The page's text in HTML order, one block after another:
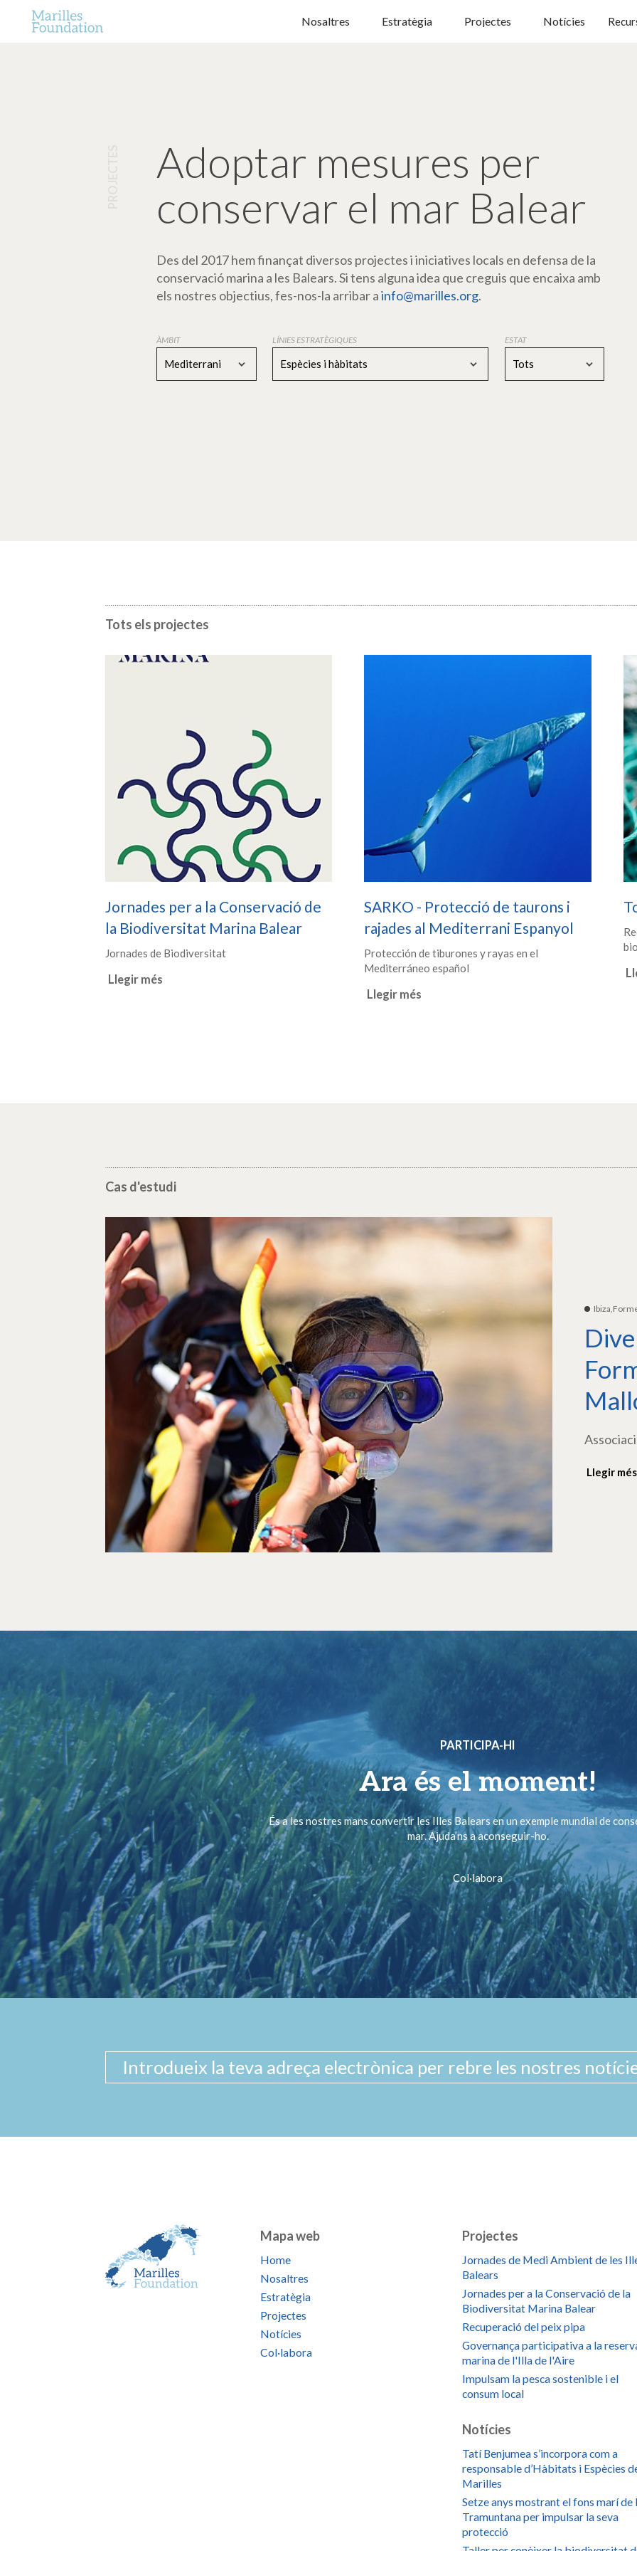
Nosaltres Estratègia Projectes Notícies
Adoptar mesures per
conservar el mar Balear
Des del 2017 hem finançat diversos projectes i iniciatives locals en defensa de la
conservació marina a les Balears. Si tens alguna idea que creguis que encaixa amb
els nostres objectius, fes-nos-la arribar ainfo@marilles.org.
ÀMBIT
Mediterrani
LÍNIES ESTRATÈGIQUES
Espècies i hàbitats
ESTAT
Tots
Tots els projectes
Jornades per a la Conservació de
la Biodiversitat Marina Balear
Jornades de Biodiversitat
Llegir més
SARKO - Protecció de taurons i
rajades al Mediterrani Espanyol
Protección de tiburones y rayas en el
Mediterráneo español
Llegir més
Cas d'estudi
Llegir més
PARTICIPA-HI
Ara és el moment!
És a les nostres mans convertir les Illes Balears en un exemple mundial de
mar. Ajuda’ns a aconseguir-ho.
Col·labora
Mapa web
Home
Nosaltres
Estratègia
Projectes
Notícies
Col·labora
Projectes
Jornades de Medi Ambient de les
Balears
Jornades per a la Conservació de la
Biodiversitat Marina Balear
Recuperació del peix pipa
Governança participativa a la
marina de l'Illa de l'Aire
Impulsam la pesca sostenible i el
consum local
Notícies
Tatí Benjumea s’incorpora com a
responsable d’Hàbitats i Espècies
Marilles
Setze anys mostrant el fons marí de
Tramuntana per impulsar la seva
protecció